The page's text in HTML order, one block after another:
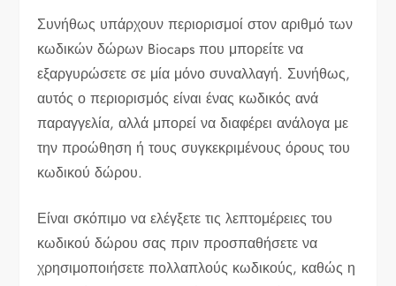
Συνήθως υπάρχουν περιορισμοί στον αριθμό των
κωδικών δώρων Biocaps που μπορείτε να
εξαργυρώσετε σε μία μόνο συναλλαγή. Συνήθως,
αυτός ο περιορισμός είναι ένας κωδικός ανά
παραγγελία, αλλά μπορεί να διαφέρει ανάλογα με
την προώθηση ή τους συγκεκριμένους όρους του
κωδικού δώρου.
Είναι σκόπιμο να ελέγξετε τις λεπτομέρειες του
κωδικού δώρου σας πριν προσπαθήσετε να
χρησιμοποιήσετε πολλαπλούς κωδικούς, καθώς η